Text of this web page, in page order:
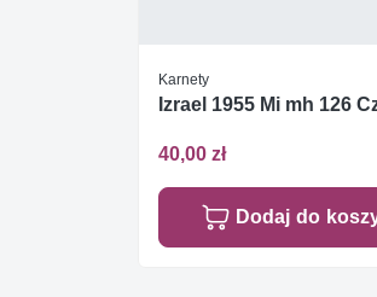
Karnety
Izrael 1955 Mi mh 126
40,00 zł
Dodaj do